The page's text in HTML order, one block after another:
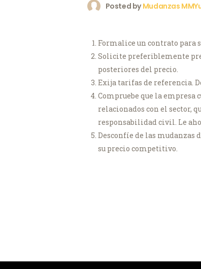
Posted byMudanzas
Formalice un contrato para
Solicite preferiblemente
posteriores del precio.
Exija tarifas de referencia.
Compruebe que la empresa
relacionados con el sector,
responsabilidad civil. Le
Desconfíe de las mudanzas
su precio competitivo.